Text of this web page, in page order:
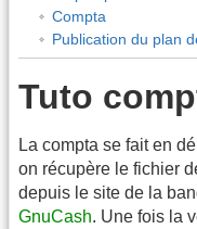
Compta
Publication du plan
Tuto
La compta se fait en
on récupère le fichier
depuis le site de la
GnuCash. Une fois la